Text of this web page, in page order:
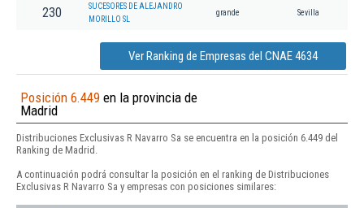
230
SUCESORES DE ALEJANDRO
MORILLO SL
grande Sevilla
Ver Ranking de Empresas del CNAE 4634
Posición 6.449 en la provincia de
Madrid
Distribuciones Exclusivas R Navarro Sa se encuentra en la posición 6.449 del
Ranking de Madrid.
A continuación podrá consultar la posición en el ranking de Distribuciones
Exclusivas R Navarro Sa y empresas con posiciones similares: